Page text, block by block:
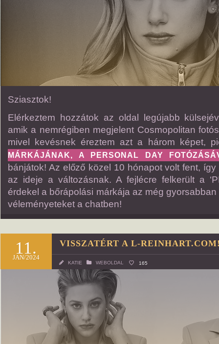
Sziasztok!
Elérkeztem hozzátok az oldal legújabb
amik a nemrégiben megjelent Cosmopolitan
mivel kevésnek éreztem azt a három képet,
MÁRKÁJÁNAK, A PERSONAL DAY
bánjátok! Az előző közel 10 hónapot volt fent,
az ideje a változásnak. A fejlécre felkerült a
érdekel a bőrápolási márkája az még
véleményeteket a chatben!
11.
JAN/2024
VISSZATÉRT A L-
KATIE WEBOLDAL 165